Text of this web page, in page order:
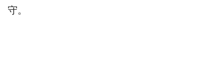
守。